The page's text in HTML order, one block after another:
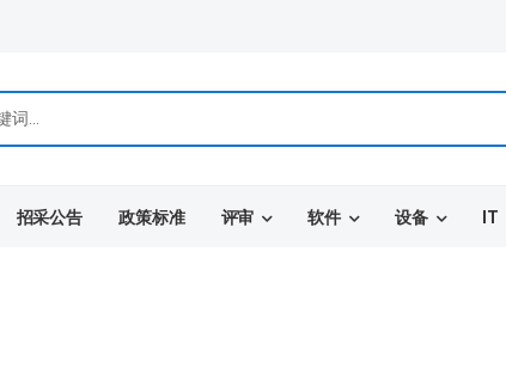
招采公告 政策标准 评审 软件 设备 IT